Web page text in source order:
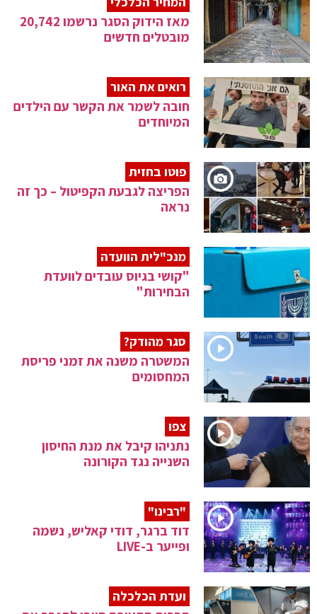
מאז הידוק הסגר נרשמו 20,742
מובטלים חדשים
רואים את האור
חובה לשמר את הקשר עם הילדים
המיוחדים
פוטו בחזית
הפריצה לגבעת הקפיטול – כך זה
נראה
מנכ"לית הוועדה
"קושי בגיוס עובדים לוועדת
הבחירות"
סגר מהודק?
המשטרה משנה את זמני פריסת
המחסומים
צפו
נתניהו קיבל את מנת החיסון
השנייה נגד הקורונה
"רבינו"
דוד ברגר, דודי קאליש, נשמה
ופייער ב-LIVE
ועדת הכלכלה